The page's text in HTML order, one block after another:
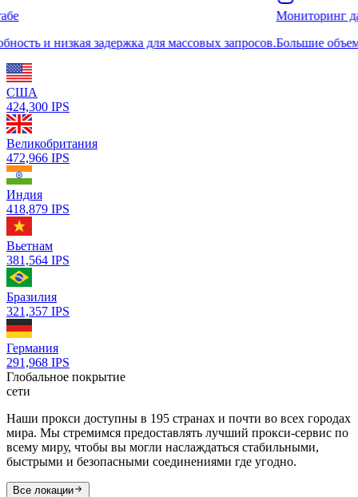
и низкая задержка для массовых запросов.
Мониторинг
Большие объемы
США
424,300 IPS
Великобритания
472,966 IPS
Индия
418,879 IPS
Вьетнам
381,564 IPS
Бразилия
321,357 IPS
Германия
291,968 IPS
Глобальное покрытие
сети
Наши прокси доступны в 195 странах и почти во всех городах
мира. Мы стремимся предоставлять лучший прокси-сервис по
всему миру, чтобы вы могли наслаждаться стабильными,
быстрыми и безопасными соединениями где угодно.
Все локации